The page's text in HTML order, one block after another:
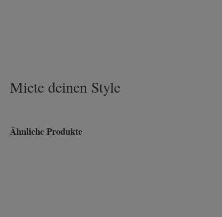
Miete deinen Style
Produktgalerie überspringen
Ähnliche Produkte